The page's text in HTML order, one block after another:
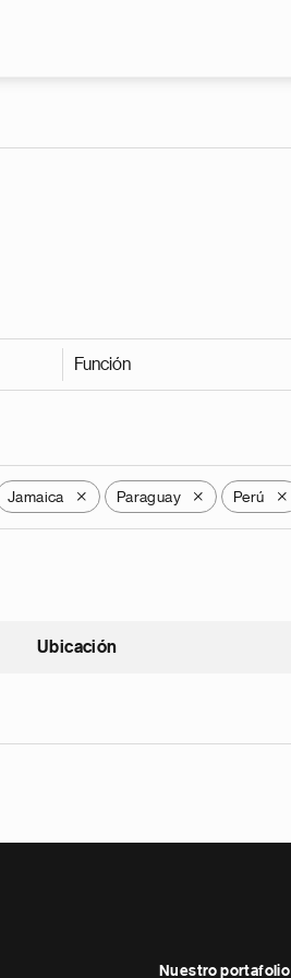
Función
Jamaica X Paraguay X Perú X
Ubicación
Nuestro portafolio